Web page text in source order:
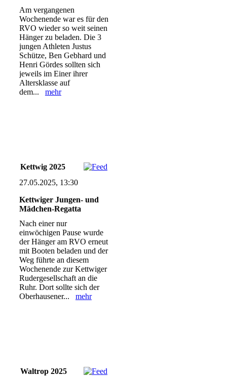
Am vergangenen
Wochenende war es für den
RVO wieder so weit seinen
Hänger zu beladen. Die 3
jungen Athleten Justus
Schütze, Ben Gebhard und
Henri Gördes sollten sich
jeweils im Einer ihrer
Altersklasse auf
dem... mehr
Kettwig 2025
27.05.2025, 13:30
Kettwiger Jungen- und
Mädchen-Regatta
Nach einer nur
einwöchigen Pause wurde
der Hänger am RVO erneut
mit Booten beladen und der
Weg führte an diesem
Wochenende zur Kettwiger
Rudergesellschaft an die
Ruhr. Dort sollte sich der
Oberhausener... mehr
Waltrop 2025